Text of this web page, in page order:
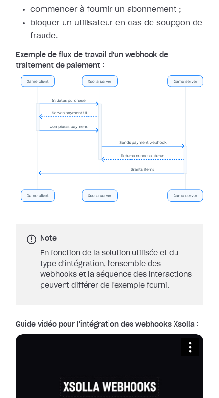
commencer à fournir un abonnement ;
bloquer un utilisateur en cas de soupçon de
fraude.
Exemple de flux de travail d'un webhook de
traitement de paiement :
Note
En fonction de la solution utilisée et du
type d'intégration, l'ensemble des
webhooks et la séquence des interactions
peuvent différer de l'exemple fourni.
Guide vidéo pour l'intégration des webhooks Xsolla :